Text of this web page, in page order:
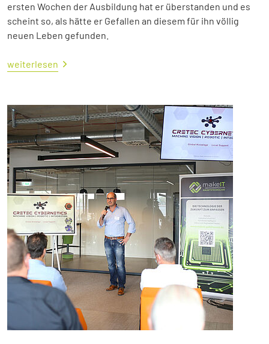
ersten Wochen der Ausbildung hat er überstanden und es
scheint so, als hätte er Gefallen an diesem für ihn völlig
neuen Leben gefunden.
weiterlesen